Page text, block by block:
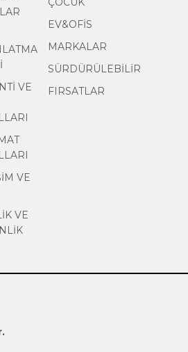
VE
VE
VE
EV&OFİS
MARKALAR
SÜRDÜRÜLEBİLİR
FIRSATLAR